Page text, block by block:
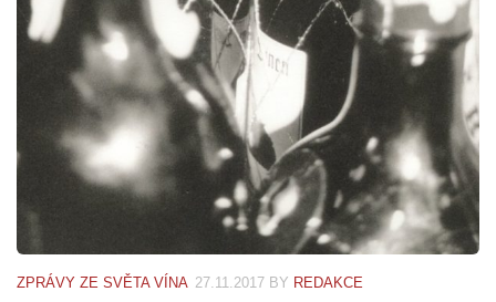
ZPRÁVY ZE SVĚTA VÍNA 27.11.2017 BY REDAKCE